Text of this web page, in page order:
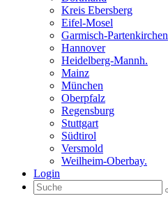
Kreis Ebersberg
Eifel-Mosel
Garmisch-Partenkirchen
Hannover
Heidelberg-Mannh.
Mainz
München
Oberpfalz
Regensburg
Stuttgart
Südtirol
Versmold
Weilheim-Oberbay.
Login